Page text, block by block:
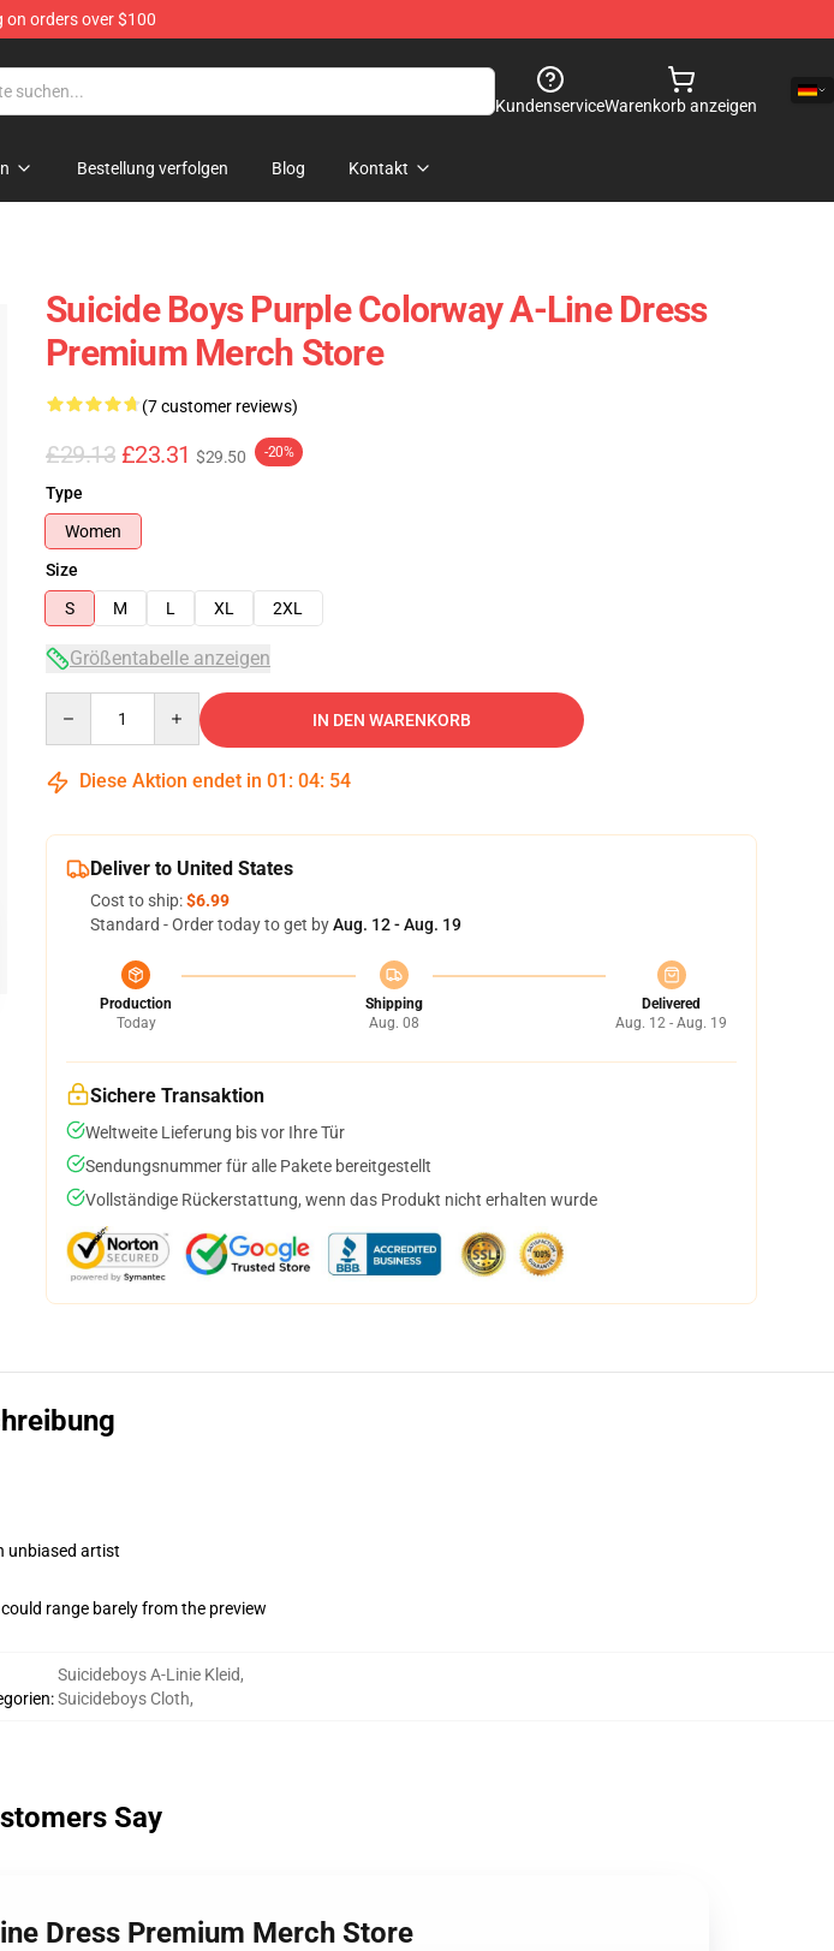
on orders over $100
KundenserviceWarenkorb anzeigen
Bestellung verfolgen Blog Kontakt
Suicide Boys Purple Colorway A-Line Dress
Premium Merch Store
(7 customer reviews)
£29.13 £23.31 $29.50 -20%
Type
Women
Size
S
M L XL 2XL
Größentabelle anzeigen
IN DEN WARENKORB
Diese Aktion endet in 01 : 04: 53
Deliver to United States
Cost to ship:$6.99
Standard - Order today to get byAug. 12 - Aug. 19
Production
Today
Shipping
Aug. 08
Delivered
Aug. 12 - Aug. 19
Sichere Transaktion
Weltweite Lieferung bis vor Ihre Tür
Sendungsnummer für alle Pakete bereitgestellt
Vollständige Rückerstattung, wenn das Produkt nicht erhalten wurde
unbiased artist
range barely from the preview
:
Suicideboys A-Linie Kleid,
Suicideboys Cloth,
Say
Dress Premium Merch Store